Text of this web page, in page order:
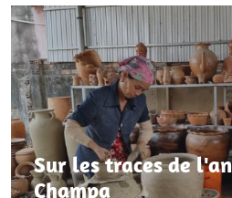
Sur les traces de
Champa